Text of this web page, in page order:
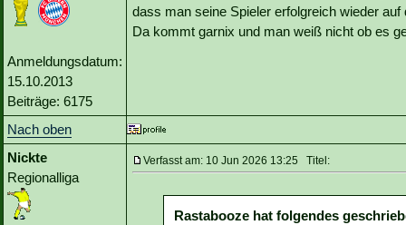
Anmeldungsdatum:
15.10.2013
Beiträge: 6175
dass man seine Spieler erfolgreich wieder
Da kommt garnix und man weiß nicht ob es
Nach oben
Nickte
Regionalliga
Verfasst am: 10 Jun 2026 13:25 Titel:
Rastabooze hat folgendes